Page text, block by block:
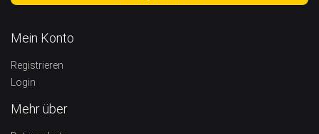
Mein Konto
Registrieren
Login
Mehr über